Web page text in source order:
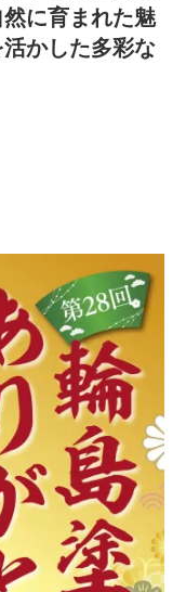
に育まれた魅
かした多彩な